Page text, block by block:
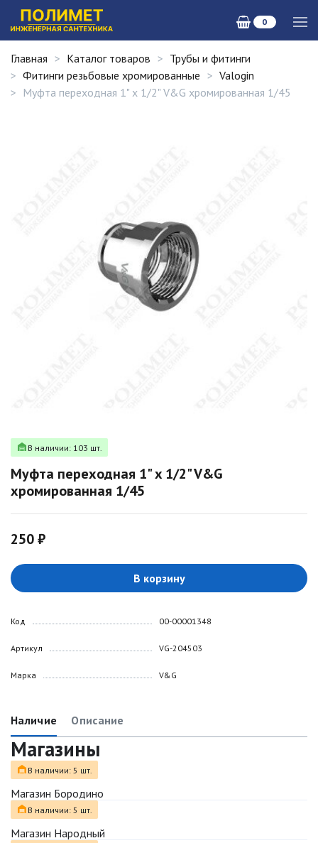
0
Главная Каталог товаров
Трубы и фитинги
Фитинги резьбовые хромированные
Valogin
Муфта переходная 1" x 1/2" V&G хромированная 1/45
В наличии: 103 шт.
Муфта переходная 1" x 1/2" V&G
хромированная 1/45
250 ₽
В корзину
Код
Артикул
Марка
00-00001348
VG-204503
V&G
Наличие Описание
Магазины
В наличии: 5 шт.
Магазин Бородино
В наличии: 5 шт.
Магазин Народный